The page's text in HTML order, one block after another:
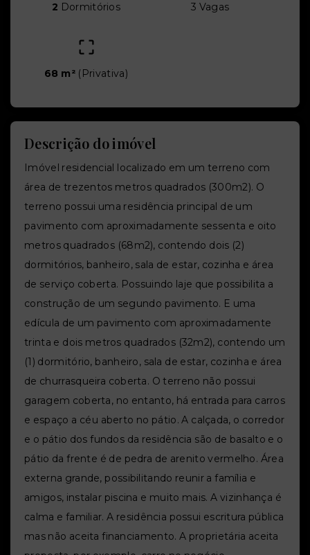
2 Dormitórios 3 Vagas
68 m² ( Privativa)
Descrição do imóvel
Imóvel residencial localizado em um terreno com
área de trezentos metros quadrados (300m2). O
terreno possui uma residência principal de um
pavimento com aproximadamente sessenta e oito
metros quadrados (68m2), contendo dois (2)
dormitórios, banheiro, sala de estar, cozinha e área
de serviço coberta. Possuindo laje que possibilita a
construção de um segundo pavimento. E uma
edícula de um pavimento com aproximadamente
trinta e dois metros quadrados (32m2), contendo um
(1) dormitório, banheiro, sala de estar, cozinha e área
de churrasqueira coberta. O terreno não possui
garagem coberta, no entanto, há entrada para carros
e espaço a céu aberto no pátio. A calçada, o corredor
e o pátio dos fundos da residência são de basalto e o
pátio da frente é de pedra de arenito vermelho. Área
externa grande, possibilitando reunir a família e
amigos, instalar piscina e muito mais. A vizinhança é
calma e familiar. A residência possui escritura pública
mas não aceita financiamento. A proprietária aceita